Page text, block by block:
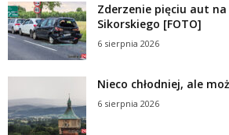
Zderzenie pięciu aut na
Sikorskiego [FOTO]
6 sierpnia 2026
Nieco chłodniej, ale
6 sierpnia 2026